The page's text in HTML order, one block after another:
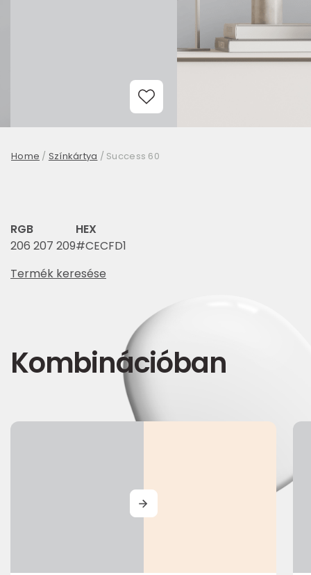
Add to Wishlist
Home / Színkártya / Success 60
RGB
206 207 209
HEX
#CECFD1
Termék keresése
Kombinációban
MORE